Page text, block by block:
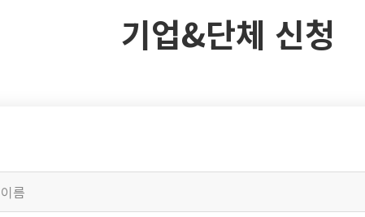
기업&단체 신청